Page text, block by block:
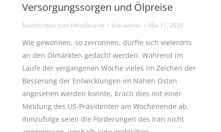
Versorgungssorgen und Ölpreise
Nachrichten zum Heizölmarkt Vonadmin Mai 11, 2026
Wie gewonnen, so zerronnen, dürfte sich vielerorts
an den Ölmärkten gedacht werden. Während im
Laufe der vergangenen Woche vieles im Zeichen der
Besserung der Entwicklungen im Nahen Osten
angesehen werden konnte, brach dies mit einer
Meldung des US-Präsidenten am Wochenende ab.
Ihmzufolge seien die Forderungen des Iran nicht